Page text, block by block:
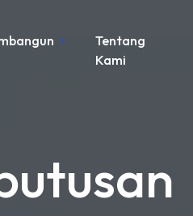
Tentang
Kami